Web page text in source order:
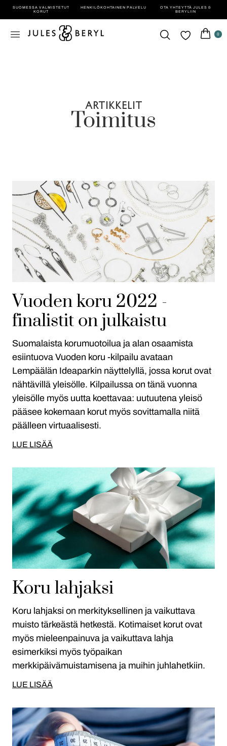
SUOMESSA VALMISTETUT
KORUT
HENKILÖ­KOHTAINEN PALVELU
OTA YHTEYTTÄ JULES &
BERYLIIN
0
ARTIKKELIT
Toimitus
Vuoden koru 2022 -
finalistit on julkaistu
Suomalaista korumuotoilua ja alan osaamista
esiintuova Vuoden koru -kilpailu avataan
Lempäälän Ideaparkin näyttelyllä, jossa korut ovat
nähtävillä yleisölle. Kilpailussa on tänä vuonna
yleisölle myös uutta koettavaa: uutuutena yleisö
pääsee kokemaan korut myös sovittamalla niitä
päälleen virtuaalisesti.
LUE LISÄÄ
Koru lahjaksi
Koru lahjaksi on merkityksellinen ja vaikuttava
muisto tärkeästä hetkestä. Kotimaiset korut ovat
myös mieleenpainuva ja vaikuttava lahja
esimerkiksi myös työpaikan
merkkipäivämuistamisena ja muihin juhlahetkiin.
LUE LISÄÄ